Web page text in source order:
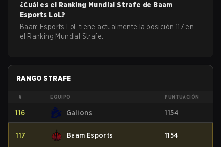
¿Cuál es el Ranking Mundial Strafe de Baam
Esports LoL?
Baam Esports LoL tiene actualmente la posición 117 en
el Ranking Mundial Strafe.
RANGO STRAFE
# EQUIPO PUNTUACIÓN
116 Galions 1154
117 Baam Esports 1154